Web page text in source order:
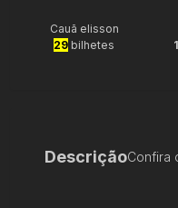
Cauã elisson
29 bilhetes
DescriçãoConfira